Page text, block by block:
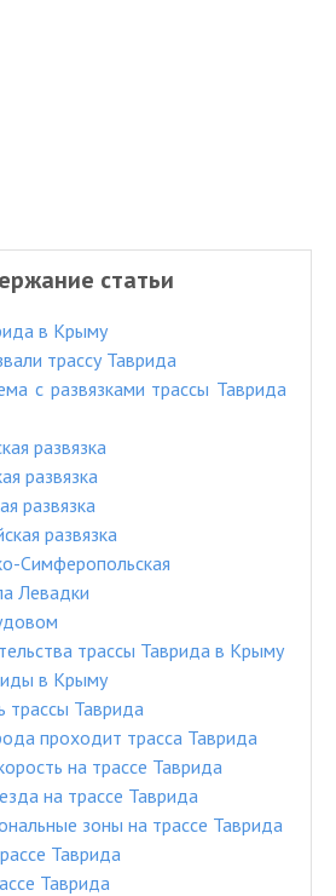
статьи
в Крыму
трассу Таврида
с развязками трассы Таврида
развязка
развязка
развязка
развязка
Симферопольская
Левадки
трассы Таврида в Крыму
в Крыму
трассы Таврида
проходит трасса Таврида
на трассе Таврида
на трассе Таврида
зоны на трассе Таврида
Таврида
Таврида